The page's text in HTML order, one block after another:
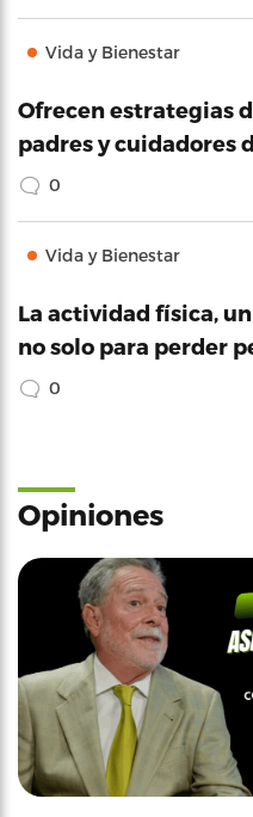
Vida y Bienestar
Ofrecen estrategias
padres y cuidadores
0
Vida y Bienestar
La actividad física,
no solo para perder
0
Opiniones